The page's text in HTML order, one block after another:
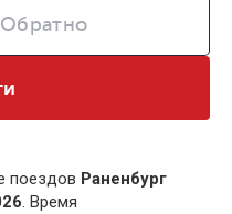
Обратно
поездов Раненбург
. Время